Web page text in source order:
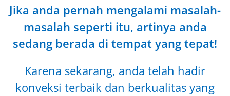
Jika anda pernah mengalami masalah-
masalah seperti itu, artinya anda
sedang berada di tempat yang tepat!
Karena sekarang, anda telah hadir
konveksi terbaik dan berkualitas yang